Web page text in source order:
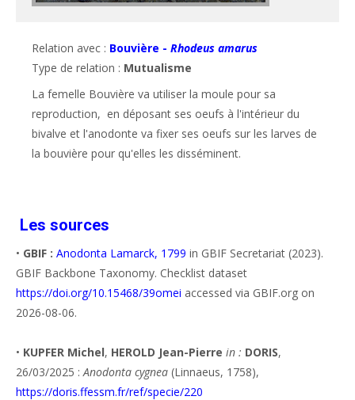
Relation avec : Bouvière - Rhodeus amarus
Type de relation : Mutualisme
La femelle Bouvière va utiliser la moule pour sa
reproduction,  en déposant ses oeufs à l'intérieur du
bivalve et l'anodonte va fixer ses oeufs sur les larves de
la bouvière pour qu'elles les disséminent.
Les sources
• GBIF : Anodonta Lamarck, 1799 in GBIF Secretariat (2023).
GBIF Backbone Taxonomy. Checklist dataset
https://doi.org/10.15468/39omei accessed via GBIF.org on
2026-08-06.
• KUPFER Michel, HEROLD Jean-Pierre in : DORIS,
26/03/2025 :Anodonta cygnea (Linnaeus, 1758),
https://doris.ffessm.fr/ref/specie/220